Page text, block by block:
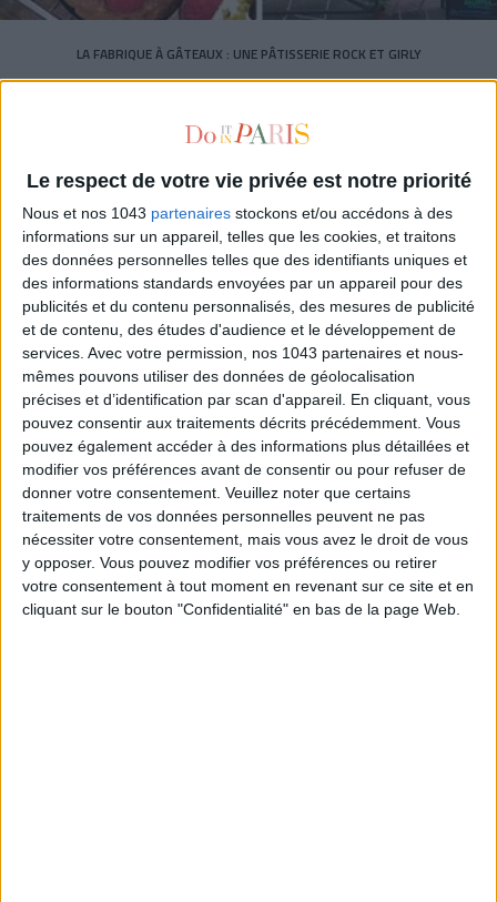
Le respect de votre vie privée est notre priorité
Nous et nos 1043 partenaires stockons et/ou accédons à des
informations sur un appareil, telles que les cookies, et traitons
des données personnelles telles que des identifiants uniques et
des informations standards envoyées par un appareil pour des
publicités et du contenu personnalisés, des mesures de publicité
et de contenu, des études d'audience et le développement de
services. Avec votre permission, nos 1043 partenaires et nous-
mêmes pouvons utiliser des données de géolocalisation
précises et d’identification par scan d'appareil. En cliquant, vous
pouvez consentir aux traitements décrits précédemment. Vous
pouvez également accéder à des informations plus détaillées et
modifier vos préférences avant de consentir ou pour refuser de
donner votre consentement. Veuillez noter que certains
traitements de vos données personnelles peuvent ne pas
nécessiter votre consentement, mais vous avez le droit de vous
y opposer. Vous pouvez modifier vos préférences ou retirer
votre consentement à tout moment en revenant sur ce site et en
cliquant sur le bouton "Confidentialité" en bas de la page Web.
LA FABRIQUE À GÂTEAUX : UNE PÂTISSERIE ROCK ET GIRLY
PROFITEZ D’UN SHOOT IODÉ GRATUIT !